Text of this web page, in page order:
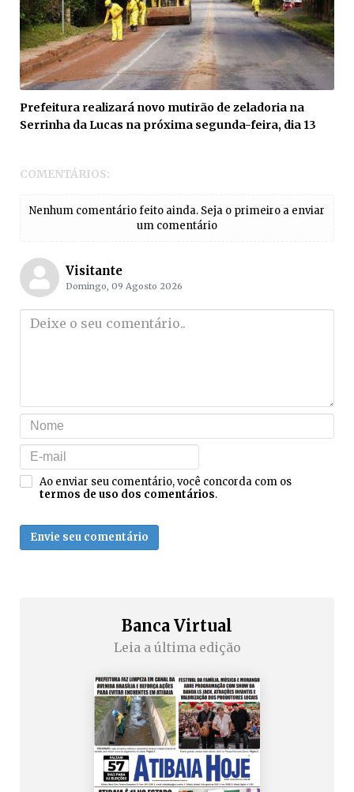
Prefeitura realizará novo mutirão de zeladoria na
Serrinha da Lucas na próxima segunda-feira, dia 13
COMENTÁRIOS:
Nenhum comentário feito ainda. Seja o primeiro a enviar
um comentário
Visitante
Domingo, 09 Agosto 2026
Ao enviar seu comentário, você concorda com os
termos de uso dos comentários.
Envie seu comentário
Banca Virtual
Leia a última edição